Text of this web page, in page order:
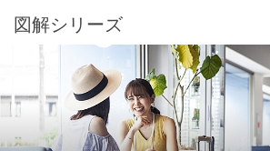
図解シリーズ